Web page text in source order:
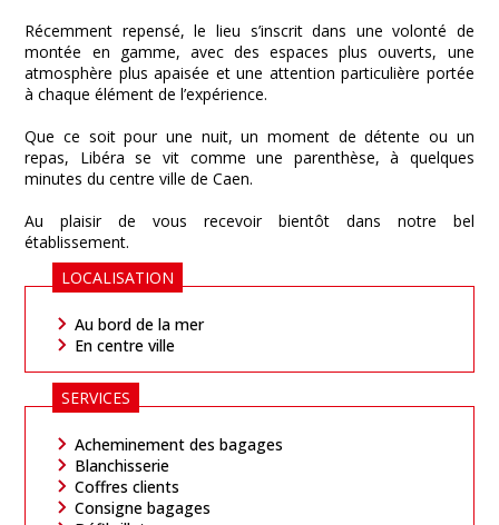
Récemment repensé, le lieu s’inscrit dans une volonté de
montée en gamme, avec des espaces plus ouverts, une
atmosphère plus apaisée et une attention particulière portée
à chaque élément de l’expérience.
Que ce soit pour une nuit, un moment de détente ou un
repas, Libéra se vit comme une parenthèse, à quelques
minutes du centre ville de Caen.
Au plaisir de vous recevoir bientôt dans notre bel
établissement.
LOCALISATION
Au bord de la mer
En centre ville
SERVICES
Acheminement des bagages
Blanchisserie
Coffres clients
Consigne bagages